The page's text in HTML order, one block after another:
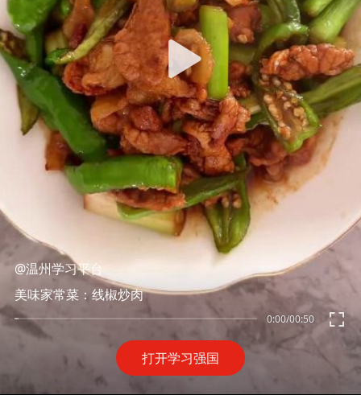
打开学习强国
0:00/00:50
@温州学习平台
美味家常菜：线椒炒肉